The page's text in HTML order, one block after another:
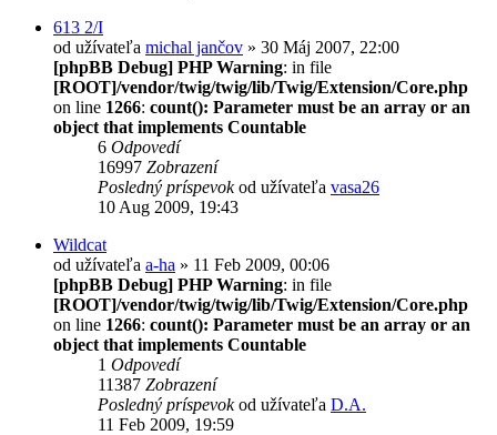
613 2/I
od užívateľa michal jančov » 30 Máj 2007, 22:00
[phpBB Debug] PHP Warning: in file
[ROOT]/vendor/twig/twig/lib/Twig/Extension/Core.php
on line 1266: count(): Parameter must be an array or an
object that implements Countable
6 Odpovedí
16997 Zobrazení
Posledný príspevokod užívateľa vasa26
10 Aug 2009, 19:43
Wildcat
od užívateľa a-ha » 11 Feb 2009, 00:06
[phpBB Debug] PHP Warning: in file
[ROOT]/vendor/twig/twig/lib/Twig/Extension/Core.php
on line 1266: count(): Parameter must be an array or an
object that implements Countable
1 Odpovedí
11387 Zobrazení
Posledný príspevokod užívateľa D.A.
11 Feb 2009, 19:59